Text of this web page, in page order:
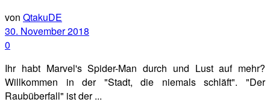
von QtakuDE
30. November 2018
0
Ihr habt Marvel's Spider-Man durch und Lust auf mehr?
Willkommen in der "Stadt, die niemals schläft". "Der
Raubüberfall" ist der ...